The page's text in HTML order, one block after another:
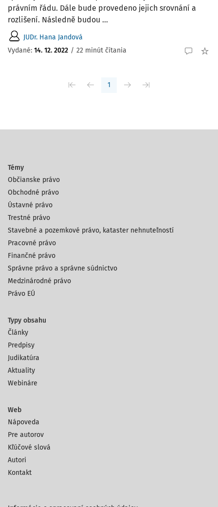
právním řádu. Dále bude provedeno jejich srovnání a
rozlišení. Následně budou ...
JUDr. Hana Jandová
Vydané: 14. 12. 2022 / 22 minút čítania
1
Témy
Občianske právo
Obchodné právo
Ústavné právo
Trestné právo
Stavebné a pozemkové právo, kataster nehnuteľností
Pracovné právo
Finančné právo
Správne právo a správne súdnictvo
Medzinárodné právo
Právo EÚ
Typy obsahu
Články
Predpisy
Judikatúra
Aktuality
Webináre
Web
Nápoveda
Pre autorov
Kľúčové slová
Autori
Kontakt